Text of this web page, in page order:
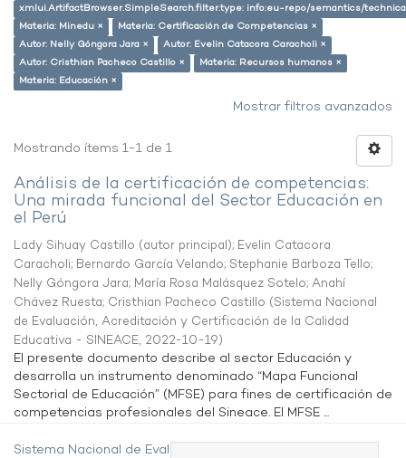
xmlui.ArtifactBrowser.SimpleSearch.filter.type: info:eu-repo/semantics/
Materia: Minedu ×
Materia: Certificación de Competencias ×
Autor: Nelly Góngora Jara ×
Autor: Evelin Catacora Caracholi ×
Autor: Cristhian Pacheco Castillo ×
Materia: Recursos humanos ×
Materia: Educación ×
Mostrar filtros avanzados
Mostrando ítems 1-1 de 1
Análisis de la certificación de competencias:
Una mirada funcional del Sector Educación en
el Perú
Lady Sihuay Castillo (autor principal); Evelin Catacora
Caracholi; Bernardo García Velando; Stephanie Barboza Tello;
Nelly Góngora Jara; María Rosa Malásquez Sotelo; Anahí
Chávez Ruesta; Cristhian Pacheco Castillo (Sistema Nacional
de Evaluación, Acreditación y Certificación de la Calidad
Educativa - SINEACE, 2022-10-19)
El presente documento describe al sector Educación y
desarrolla un instrumento denominado “Mapa Funcional
Sectorial de Educación” (MFSE) para fines de certificación de
competencias profesionales del Sineace. El MFSE ...
Sistema Nacional de Evaluación,